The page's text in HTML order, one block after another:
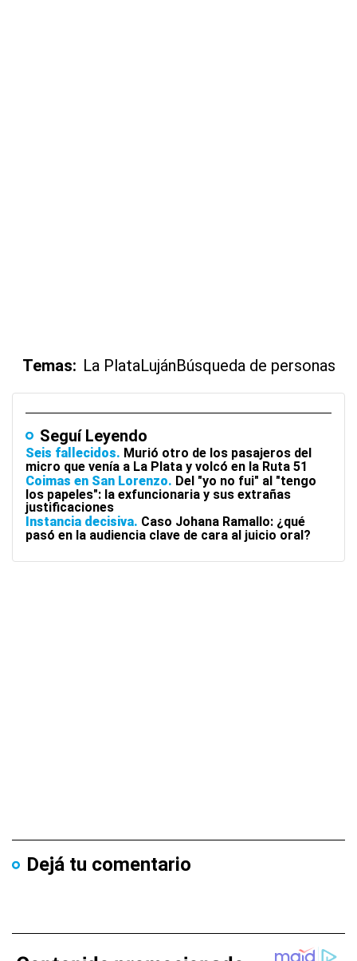
Temas: La PlataLujánBúsqueda de personas
Seguí Leyendo
Seis fallecidos Murió otro de los pasajeros del
micro que venía a La Plata y volcó en la Ruta 51
Coimas en San Lorenzo Del "yo no fui" al "tengo
los papeles": la exfuncionaria y sus extrañas
justificaciones
Instancia decisiva Caso Johana Ramallo: ¿qué
pasó en la audiencia clave de cara al juicio oral?
Dejá tu comentario